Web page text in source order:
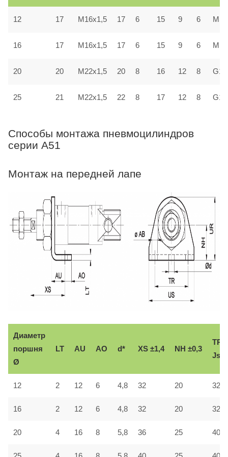
12 17 M16x1,5 17 6 15 9 6
16 17 M16x1,5 17 6 15 9 6
20 20 M22x1,5 20 8 16 12 8 G1/
25 21 M22x1,5 22 8 17 12 8 G1/
Способы монтажа пневмоцилиндров
серии A51
Монтаж на передней лапе
Диаметр
поршня
Ø
LT AU AO d* XS ±1,4 NH ±0,3
TR
Js14
12 2 12 6 4,8 32 20 32
16 2 12 6 4,8 32 20 32
20 4 16 8 5,8 36 25 40